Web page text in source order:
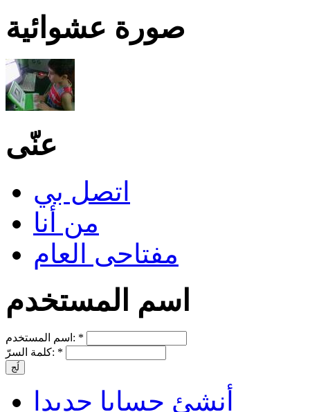
صورة عشوائية
عنّى
اتصل بي
من أنا
مفتاحى العام
اسم المستخدم
اسم المستخدم: *
كلمة السرّ: *
أنشئ حسابا جديدا